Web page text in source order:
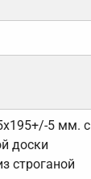
5 мм. с
доски
строганой